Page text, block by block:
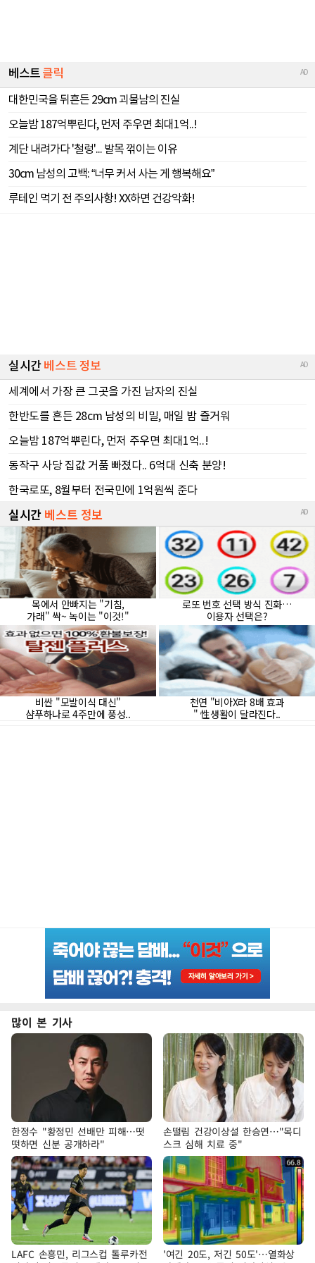
많이 본 기사
한정수 "황정민 선배만 피해…떳
떳하면 신분 공개하라"
손떨림 건강이상설 한승연…"목디
스크 심해 치료 중"
LAFC 손흥민, 리그스컵 톨루카전
'여긴 20도, 저긴 50도'…열화상